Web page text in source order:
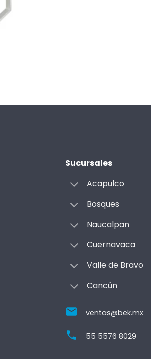
Sucursales
Acapulco
Bosques
Naucalpan
Cuernavaca
Valle de Bravo
Cancún
ventas@bek.mx
55 5576 8029